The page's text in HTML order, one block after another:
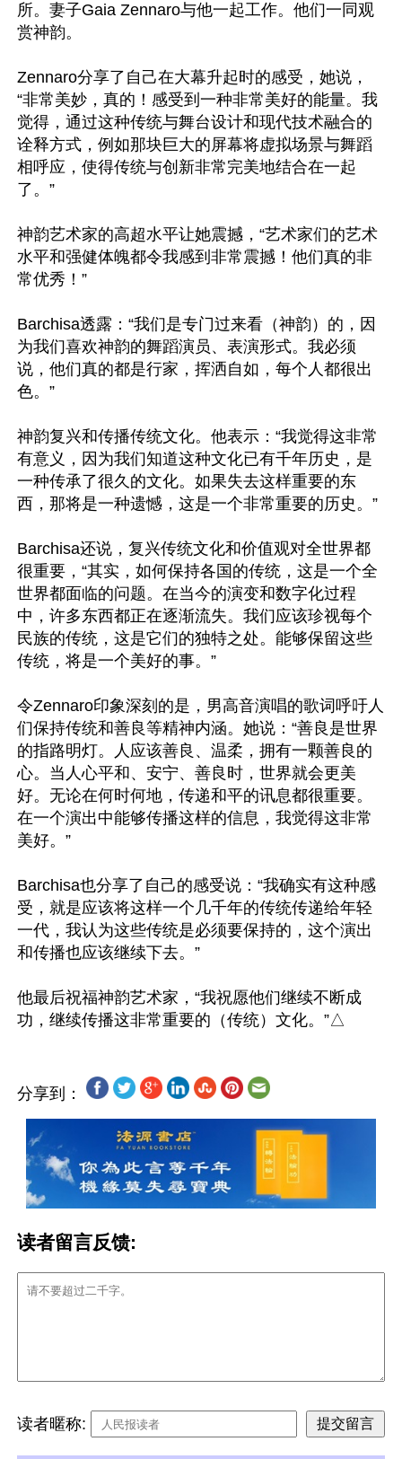
所。妻子Gaia Zennaro与他一起工作。他们一同观
赏神韵。
Zennaro分享了自己在大幕升起时的感受，她说，
“非常美妙，真的！感受到一种非常美好的能量。我
觉得，通过这种传统与舞台设计和现代技术融合的
诠释方式，例如那块巨大的屏幕将虚拟场景与舞蹈
相呼应，使得传统与创新非常完美地结合在一起
了。”
神韵艺术家的高超水平让她震撼，“艺术家们的艺术
水平和强健体魄都令我感到非常震撼！他们真的非
常优秀！”
Barchisa透露：“我们是专门过来看（神韵）的，因
为我们喜欢神韵的舞蹈演员、表演形式。我必须
说，他们真的都是行家，挥洒自如，每个人都很出
色。”
神韵复兴和传播传统文化。他表示：“我觉得这非常
有意义，因为我们知道这种文化已有千年历史，是
一种传承了很久的文化。如果失去这样重要的东
西，那将是一种遗憾，这是一个非常重要的历史。”
Barchisa还说，复兴传统文化和价值观对全世界都
很重要，“其实，如何保持各国的传统，这是一个全
世界都面临的问题。在当今的演变和数字化过程
中，许多东西都正在逐渐流失。我们应该珍视每个
民族的传统，这是它们的独特之处。能够保留这些
传统，将是一个美好的事。”
令Zennaro印象深刻的是，男高音演唱的歌词呼吁人
们保持传统和善良等精神内涵。她说：“善良是世界
的指路明灯。人应该善良、温柔，拥有一颗善良的
心。当人心平和、安宁、善良时，世界就会更美
好。无论在何时何地，传递和平的讯息都很重要。
在一个演出中能够传播这样的信息，我觉得这非常
美好。”
Barchisa也分享了自己的感受说：“我确实有这种感
受，就是应该将这样一个几千年的传统传递给年轻
一代，我认为这些传统是必须要保持的，这个演出
和传播也应该继续下去。”
他最后祝福神韵艺术家，“我祝愿他们继续不断成
分享到：
读者留言反馈:
读者暱称: